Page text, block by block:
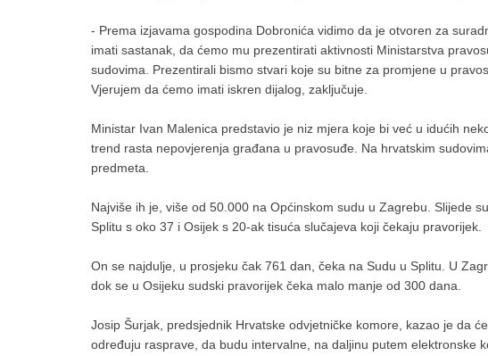
- Prema izjavama gospodina Dobronića vidimo da je otvoren za
imati sastanak, da ćemo mu prezentirati aktivnosti Ministarstva
sudovima. Prezentirali bismo stvari koje su bitne za promjene u
Vjerujem da ćemo imati iskren dijalog, zaključuje.
Ministar Ivan Malenica predstavio je niz mjera koje bi već u idućih
trend rasta nepovjerenja građana u pravosuđe. Na hrvatskim
predmeta.
Najviše ih je, više od 50.000 na Općinskom sudu u Zagrebu. Slijede
Splitu s oko 37 i Osijek s 20-ak tisuća slučajeva koji čekaju pravorijek.
On se najdulje, u prosjeku čak 761 dan, čeka na Sudu u Splitu. U
dok se u Osijeku sudski pravorijek čeka malo manje od 300 dana.
Josip Šurjak, predsjednik Hrvatske odvjetničke komore, kazao je da
određuju rasprave, da budu intervalne, na daljinu putem elektronske